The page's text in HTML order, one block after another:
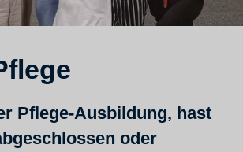
Pflege-Ausbildung, hast
oder